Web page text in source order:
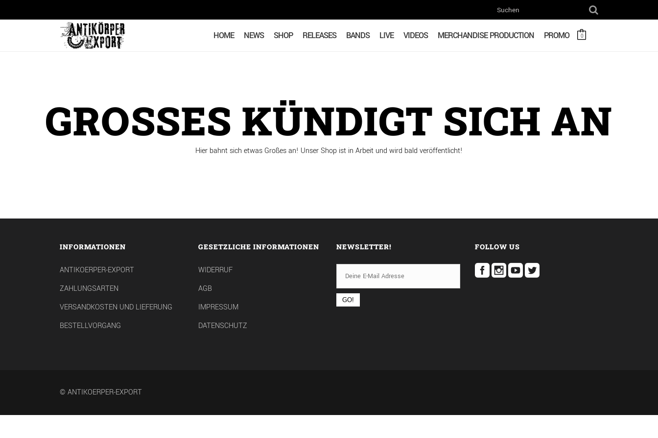
HOME NEWS SHOP RELEASES BANDS LIVE VIDEOS MERCHANDISE PRODUCTION PROMO 0
GROSSES KÜNDIGT SICH AN
Hier bahnt sich etwas Großes an! Unser Shop ist in Arbeit und wird bald veröffentlicht!
INFORMATIONEN
ANTIKOERPER-EXPORT
ZAHLUNGSARTEN
VERSANDKOSTEN UND LIEFERUNG
BESTELLVORGANG
GESETZLICHE INFORMATIONEN
WIDERRUF
AGB
IMPRESSUM
DATENSCHUTZ
NEWSLETTER! FOLLOW US
© ANTIKOERPER-EXPORT